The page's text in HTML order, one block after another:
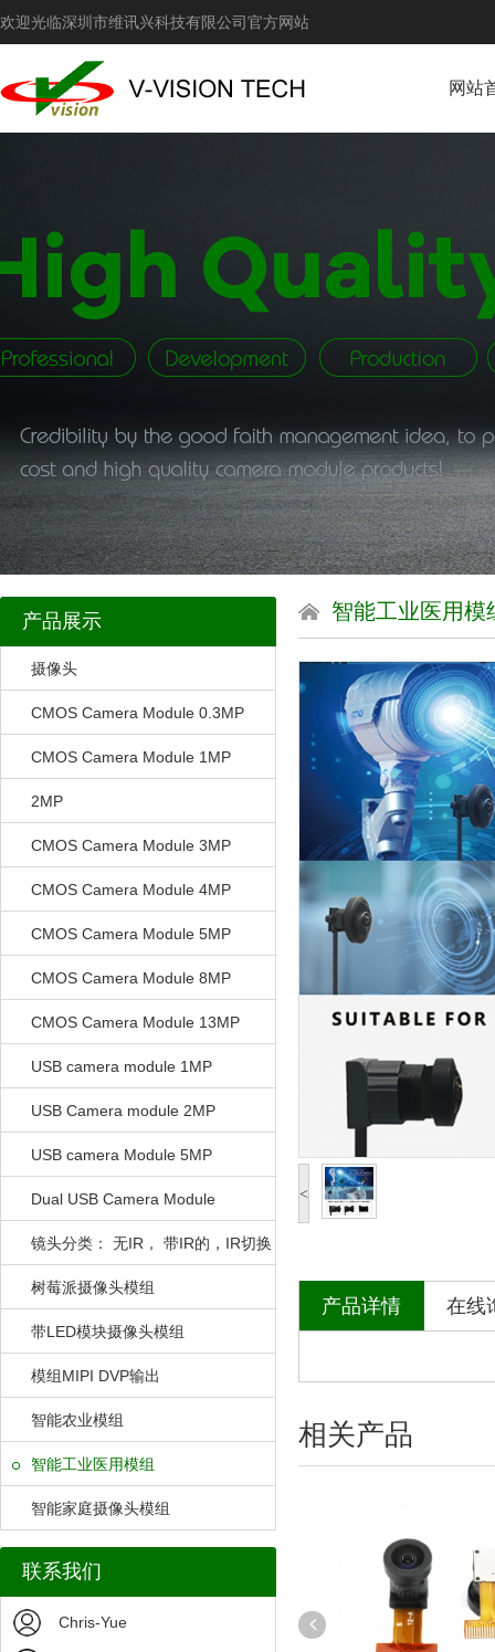
欢迎光临深圳市维讯兴科技有限公司官方网站
网站
产品展示
摄像头
CMOS Camera Module 0.3MP
CMOS Camera Module 1MP
2MP
CMOS Camera Module 3MP
CMOS Camera Module 4MP
CMOS Camera Module 5MP
CMOS Camera Module 8MP
CMOS Camera Module 13MP
USB camera module 1MP
USB Camera module 2MP
USB camera Module 5MP
Dual USB Camera Module
镜头分类： 无IR， 带IR的，IR切换
树莓派摄像头模组
带LED模块摄像头模组
模组MIPI DVP输出
智能农业模组
智能工业医用模组
智能家庭摄像头模组
联系我们
Chris-Yue
智能工业医用模
<
产品详情 在线
相关产品